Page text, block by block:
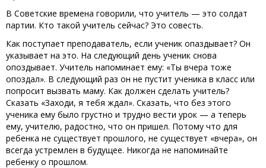
В Советские времена говорили, что учитель — это солдат
партии. Кто такой учитель сейчас? Это совесть.
Как поступает преподаватель, если ученик опаздывает? Он
указывает на это. На следующий день ученик снова
опоздывает. Учитель напоминает ему: «Ты вчера тоже
опоздал». В следующий раз он не пустит ученика в класс или
попросит вызвать маму. Как должен сделать учитель?
Сказать «Заходи, я тебя ждал». Сказать, что без этого
ученика ему было грустно и трудно вести урок — а теперь
ему, учителю, радостно, что он пришел. Потому что для
ребенка не существует прошлого, не существует «вчера», он
всегда устремлен в будущее. Никогда не напоминайте
ребенку о прошлом.